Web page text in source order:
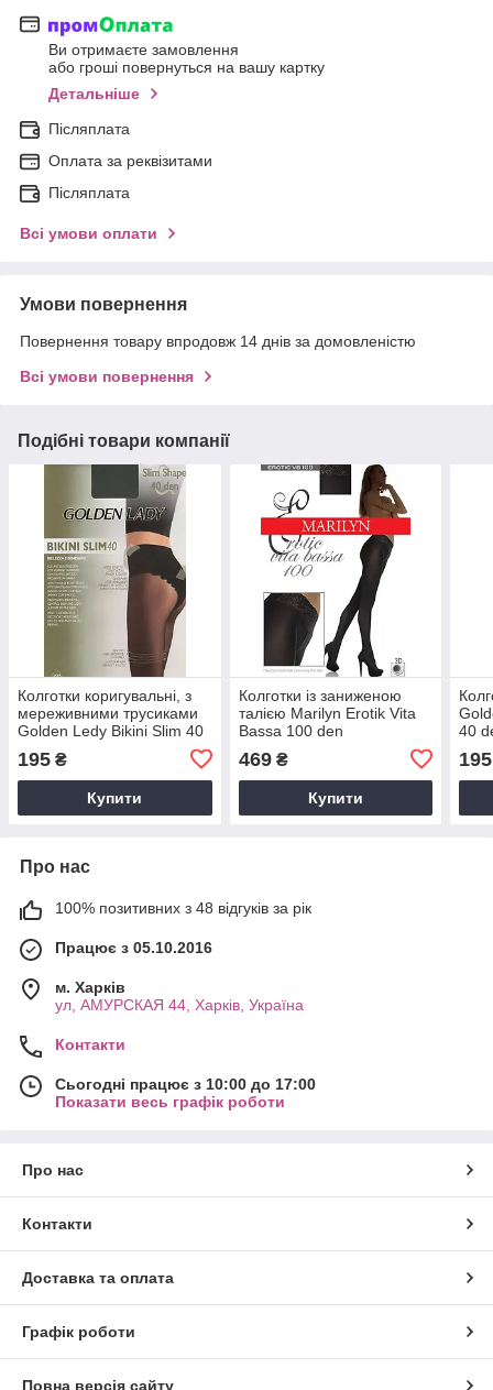
Ви отримаєте замовлення
або гроші повернуться на вашу картку
Детальніше
Післяплата
Оплата за реквізитами
Післяплата
Всі умови оплати
Умови повернення
Повернення товару впродовж 14 днів за домовленістю
Всі умови повернення
Подібні товари компанії
Колготки коригувальні, з
мереживними трусиками
Golden Ledy Bikini Slim 40
195 ₴
Купити
Колготки із заниженою
талією Marilyn Erotik Vita
Bassa 100 den
469₴
Купити
40
195
Про нас
100% позитивних з 48 відгуків за рік
Працює з 05.10.2016
м. Харків
ул, АМУРСКАЯ 44, Харків, Україна
Контакти
Сьогодні працює з 10:00 до 17:00
Показати весь графік роботи
Про нас
Контакти
Доставка та оплата
Графік роботи
Повна версія сайту